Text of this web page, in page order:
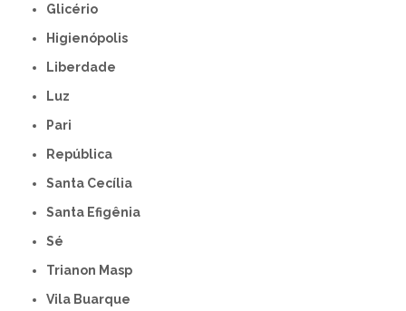
Glicério
Higienópolis
Liberdade
Luz
Pari
República
Santa Cecília
Santa Efigênia
Sé
Trianon Masp
Vila Buarque